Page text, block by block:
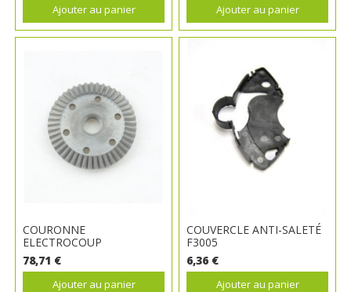
Ajouter au panier Ajouter au panier
COURONNE
ELECTROCOUP
78,71 €
Ajouter au panier
COUVERCLE ANTI-SALETÉ
F3005
6,36 €
Ajouter au panier